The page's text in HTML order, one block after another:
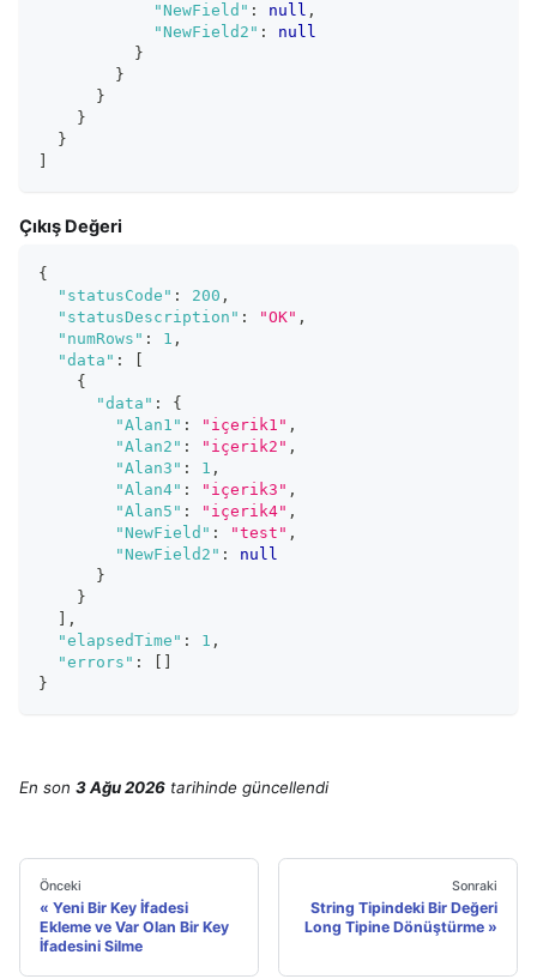
"NewField" : null ,
"NewField2" :
null
}
}
}
}
}
Çıkış Değeri
{
"statusCode" : 200 ,
"statusDescription" : "OK" ,
"numRows" : 1 ,
"data" :
{
"data" :
{
"Alan1" : "içerik1" ,
"Alan2" : "içerik2" ,
"Alan3" : 1 ,
"Alan4" : "içerik3" ,
"Alan5" : "içerik4" ,
"NewField" : "test" ,
"NewField2" :
null
}
}
,
"elapsedTime" : 1 ,
"errors" :
}
En son 3 Ağu 2026 tarihinde güncellendi
Önceki
Yeni Bir Key İfadesi
Ekleme ve Var Olan Bir Key
İfadesini Silme
Sonraki
String Tipindeki Bir Değeri
Long Tipine Dönüştürme